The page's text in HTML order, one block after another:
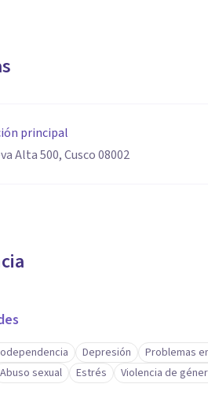
principal
Alta 500, Cusco 08002
Depresión Problemas
Abuso sexual Estrés Violencia de